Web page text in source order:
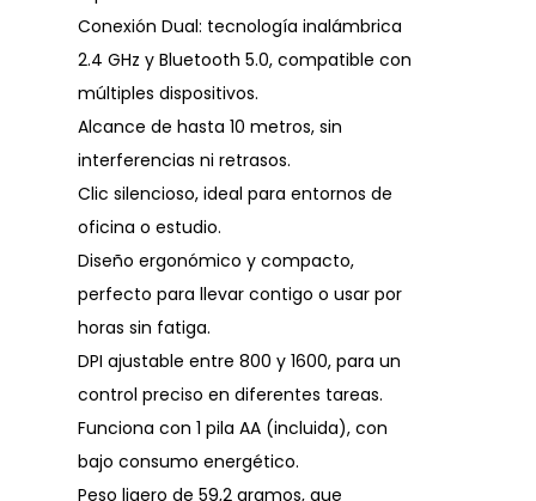
Conexión Dual: tecnología inalámbrica
2.4 GHz y Bluetooth 5.0, compatible con
múltiples dispositivos.
Alcance de hasta 10 metros, sin
interferencias ni retrasos.
Clic silencioso, ideal para entornos de
oficina o estudio.
Diseño ergonómico y compacto,
perfecto para llevar contigo o usar por
horas sin fatiga.
DPI ajustable entre 800 y 1600, para un
control preciso en diferentes tareas.
Funciona con 1 pila AA (incluida), con
bajo consumo energético.
Peso ligero de 59,2 gramos, que